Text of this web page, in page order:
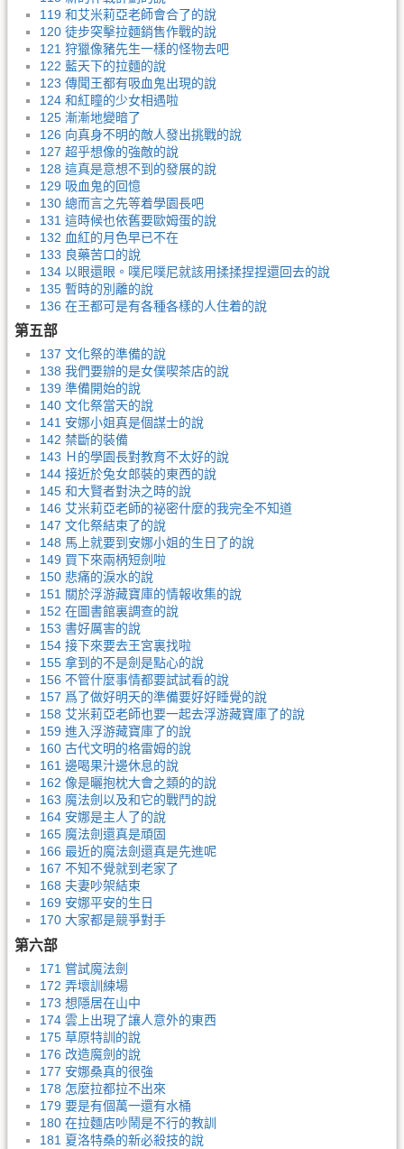
119 和艾米莉亞老師會合了的說
120 徒步突擊拉麵銷售作戰的說
121 狩獵像豬先生一樣的怪物去吧
122 藍天下的拉麵的說
123 傳聞王都有吸血鬼出現的說
124 和紅瞳的少女相遇啦
125 漸漸地變暗了
126 向真身不明的敵人發出挑戰的說
127 超乎想像的強敵的說
128 這真是意想不到的發展的說
129 吸血鬼的回憶
130 總而言之先等着學園長吧
131 這時候也依舊要歐姆蛋的說
132 血紅的月色早已不在
133 良藥苦口的說
134 以眼還眼。噗尼噗尼就該用揉揉捏捏還回去的說
135 暫時的別離的說
136 在王都可是有各種各樣的人住着的說
第五部
137 文化祭的準備的說
138 我們要辦的是女僕喫茶店的說
139 準備開始的說
140 文化祭當天的說
141 安娜小姐真是個謀士的說
142 禁斷的裝備
143 Ｈ的學園長對教育不太好的說
144 接近於兔女郎裝的東西的說
145 和大賢者對決之時的說
146 艾米莉亞老師的祕密什麼的我完全不知道
147 文化祭結束了的說
148 馬上就要到安娜小姐的生日了的說
149 買下來兩柄短劍啦
150 悲痛的淚水的說
151 關於浮游藏寶庫的情報收集的說
152 在圖書館裏調查的說
153 書好厲害的說
154 接下來要去王宮裏找啦
155 拿到的不是劍是點心的說
156 不管什麼事情都要試試看的說
157 爲了做好明天的準備要好好睡覺的說
158 艾米莉亞老師也要一起去浮游藏寶庫了的說
159 進入浮游藏寶庫了的說
160 古代文明的格雷姆的說
161 邊喝果汁邊休息的說
162 像是曬抱枕大會之類的的說
163 魔法劍以及和它的戰鬥的說
164 安娜是主人了的說
165 魔法劍還真是頑固
166 最近的魔法劍還真是先進呢
167 不知不覺就到老家了
168 夫妻吵架結束
169 安娜平安的生日
170 大家都是競爭對手
第六部
171 嘗試魔法劍
172 弄壞訓練場
173 想隱居在山中
174 雲上出現了讓人意外的東西
175 草原特訓的說
176 改造魔劍的說
177 安娜桑真的很強
178 怎麼拉都拉不出來
179 要是有個萬一還有水桶
180 在拉麵店吵鬧是不行的教訓
181 夏洛特桑的新必殺技的說